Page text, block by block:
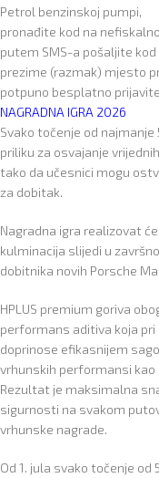
Petrol benzinskoj pumpi,
pronađite kod na
putem SMS-a pošaljite
prezime (razmak) mjesto
potpuno besplatno
NAGRADNA IGRA 2026
Svako točenje od najmanje
priliku za osvajanje
tako da učesnici mogu
za dobitak.
Nagradna igra realizovat
kulminacija slijedi u
dobitnika novih Porsche
HPLUS premium goriva
performans aditiva koja
doprinose efikasnijem
vrhunskih performansi
Rezultat je maksimalna
sigurnosti na svakom
vrhunske nagrade.
Od 1. jula svako točenje od